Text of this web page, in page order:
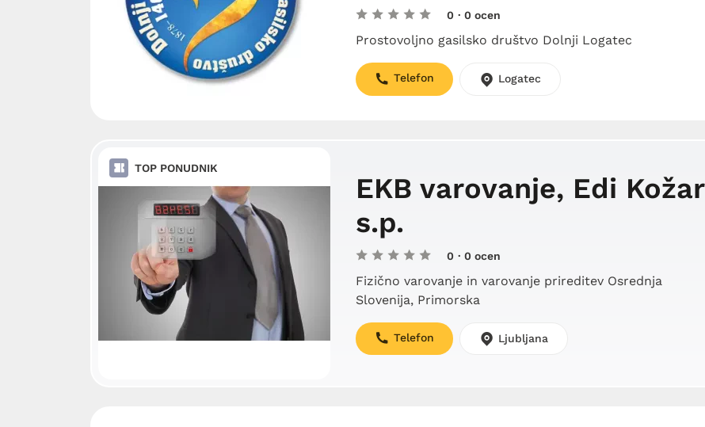
0 · 0 ocen
Prostovoljno gasilsko društvo Dolnji Logatec
Telefon Logatec
TOP PONUDNIK
EKB varovanje, Edi Kožar
s.p.
0 · 0 ocen
Fizično varovanje in varovanje prireditev Osrednja
Slovenija, Primorska
Telefon Ljubljana